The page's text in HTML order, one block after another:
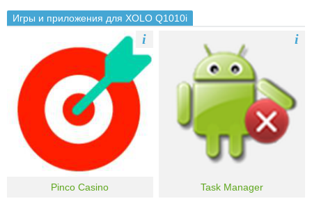
Игры и приложения для XOLO Q1010i
Pinco Casino
i
Task Manager
i